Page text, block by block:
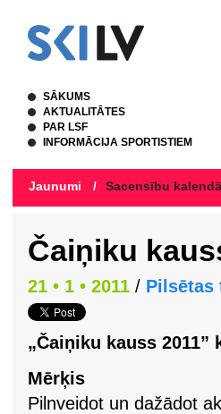
SĀKUMS
AKTUALITĀTES
PAR LSF
INFORMĀCIJA SPORTISTIEM
Jaunumi / Sacensību
Čaiņiku
21 • 1 • 2011 / Pilsētas
„Čaiņiku kauss 2011”
Mērķis
Pilnveidot un dažādot